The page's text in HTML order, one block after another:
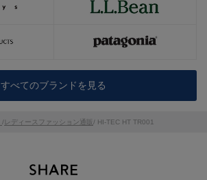
すべてのブランドを見る
/ レディースファッション通販 / HI-TEC HT TR001